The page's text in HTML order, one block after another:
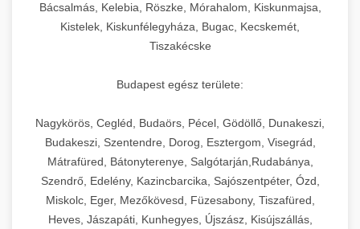
Bácsalmás, Kelebia, Röszke, Mórahalom, Kiskunmajsa,
Kistelek, Kiskunfélegyháza, Bugac, Kecskemét,
Tiszakécske
Budapest egész területe:
Nagykörös, Cegléd, Budaörs, Pécel, Gödöllő, Dunakeszi,
Budakeszi, Szentendre, Dorog, Esztergom, Visegrád,
Mátrafüred, Bátonyterenye, Salgótarján,Rudabánya,
Szendrő, Edelény, Kazincbarcika, Sajószentpéter, Ózd,
Miskolc, Eger, Mezőkövesd, Füzesabony, Tiszafüred,
Heves, Jászapáti, Kunhegyes, Újszász, Kisújszállás,